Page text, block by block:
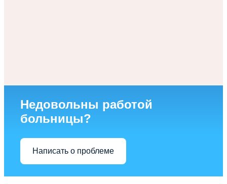
Недовольны работой
больницы?
Написать о проблеме